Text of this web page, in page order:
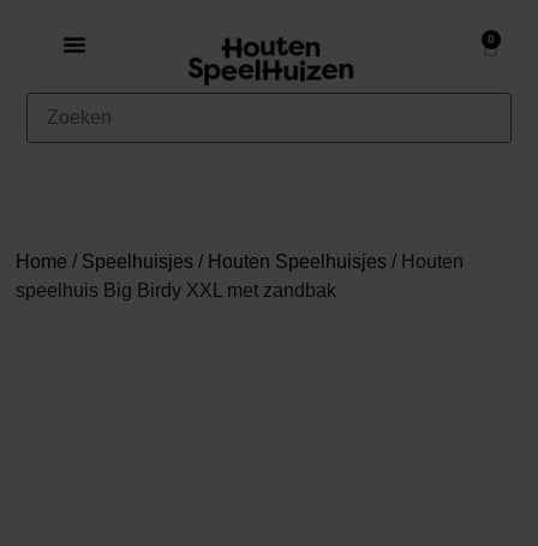
0
Home / Speelhuisjes / Houten Speelhuisjes / Houten
speelhuis Big Birdy XXL met zandbak